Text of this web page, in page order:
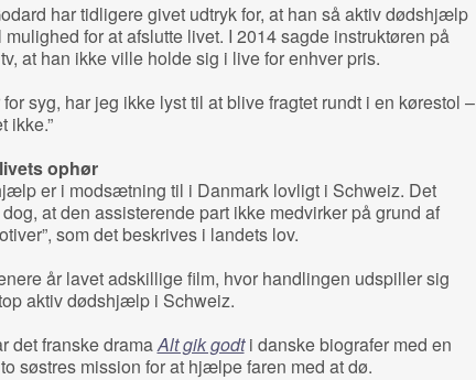
har tidligere givet udtryk for, at han så aktiv dødshjælp
mulighed for at afslutte livet. I 2014 sagde instruktøren på
at han ikke ville holde sig i live for enhver pris.
for syg, har jeg ikke lyst til at blive fragtet rundt i en kørestol –
ikke.”
ophør
er i modsætning til i Danmark lovligt i Schweiz. Det
at den assisterende part ikke medvirker på grund af
som det beskrives i landets lov.
år lavet adskillige film, hvor handlingen udspiller sig
aktiv dødshjælp i Schweiz.
det franske dramaAlt gik godti danske biografer med en
søstres mission for at hjælpe faren med at dø.